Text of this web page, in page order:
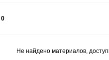
0
Не найдено материалов,